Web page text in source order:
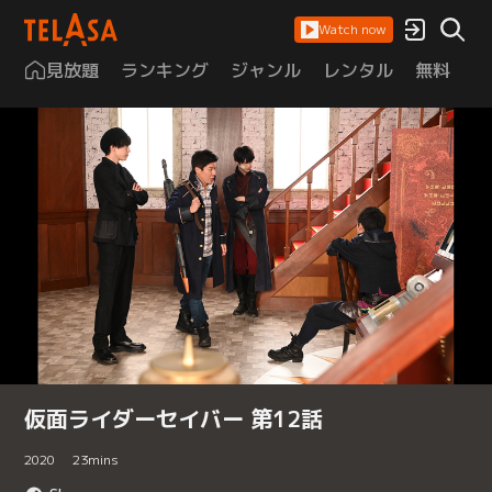
Watch now
見放題 ランキング ジャンル レンタル 無料
仮面ライダーセイバー 第12話
2020 23mins